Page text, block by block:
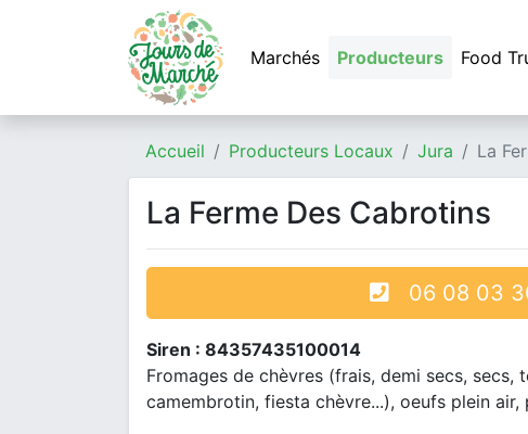
Marchés Producteurs Food
Accueil Producteurs Locaux Jura La
La Ferme Des Cabrotins
06 08 03
Siren : 84357435100014
Fromages de chèvres (frais, demi secs, secs,
camembrotin, fiesta chèvre...), oeufs plein air,